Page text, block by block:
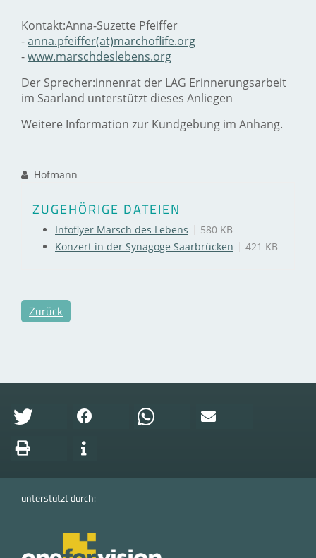
Kontakt:Anna-Suzette Pfeiffer
-anna.pfeiffer(at)marchoflife.org
-www.marschdeslebens.org
Der Sprecher:innenrat der LAG Erinnerungsarbeit
im Saarland unterstützt dieses Anliegen
Weitere Information zur Kundgebung im Anhang.
Hofmann
ZUGEHÖRIGE DATEIEN
Infoflyer Marsch des Lebens
580 KB
Konzert in der Synagoge Saarbrücken
421 KB
Zurück
unterstützt durch: